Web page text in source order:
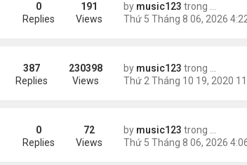
by music123 trong
0
Replies
191
Views
by music123 trong
387
Replies
230398
Views
by music123 trong
0
Replies
72
Views